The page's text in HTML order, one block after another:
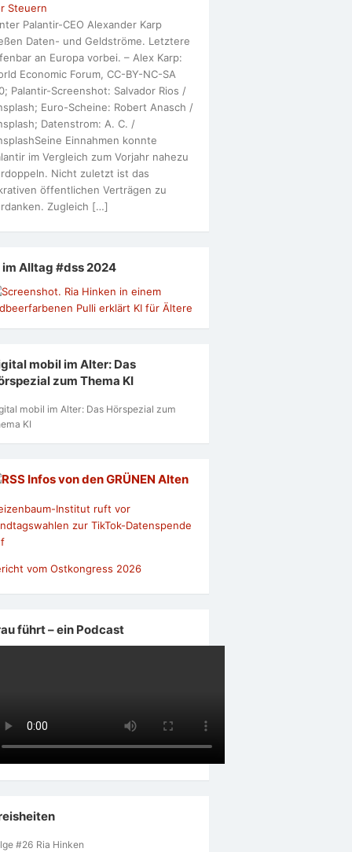
Steuern
Palantir-CEO Alexander Karp
Daten- und Geldströme. Letztere
an Europa vorbei. – Alex Karp:
Economic Forum, CC-BY-NC-SA
Palantir-Screenshot: Salvador Rios /
Euro-Scheine: Robert Anasch /
Datenstrom: A. C. /
Einnahmen konnte
im Vergleich zum Vorjahr nahezu
Nicht zuletzt ist das
öffentlichen Verträgen zu
Zugleich […]
im Alltag #dss 2024
mobil im Alter: Das
zum Thema KI
mobil im Alter: Das Hörspezial zum
KI
Infos von den GRÜNEN Alten
Institut ruft vor
zur TikTok-Datenspende
vom Ostkongress 2026
führt – ein Podcast
#26 Ria Hinken